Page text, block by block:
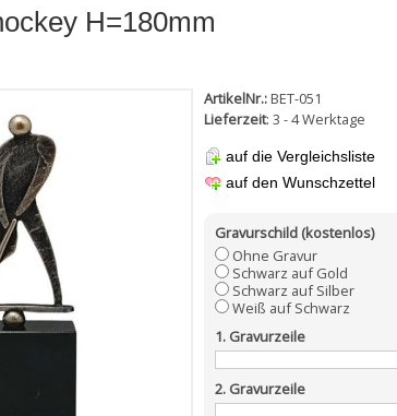
H=180mm
ArtikelNr.: BET-051
Lieferzeit: 3 - 4 Werktage
auf die Vergleichsliste
auf den Wunschzettel
Gravurschild (kostenlos)
Ohne Gravur
Schwarz auf Gold
Schwarz auf Silber
Weiß auf Schwarz
1. Gravurzeile
2. Gravurzeile